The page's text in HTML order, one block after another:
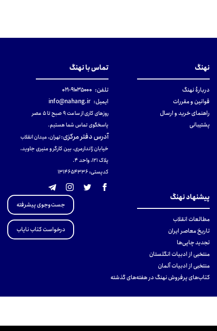
نهنگ
دربارهٔ نهنگ
قوانین و مقررات
راهنمای خرید و ارسال
پشتیبانی
تماس با نهنگ
تلفن: ۹۱۰۳۵۰۰۰-۰۲۱
ایمیل: info@nahang.ir
روزهای کاری از ساعت ۹ صبح تا ۵ عصر
پاسخگوی تماس شما هستیم.
آدرس دفتر مرکزی:تهران، میدان انقلاب
خیابان ژاندارمری، بین کارگر و منیری جاوید،
پلاک 121، واحد ۴.
کدپستی: 131465433۶
پیشنهاد نهنگ
مطالعات انقلاب
تاریخ معاصر ایران
تجدید چاپی‌ها
منتخبی از ادبیات انگلستان
منتخبی از ادبیات آلمان
کتاب‌های پرفروش نهنگ در هفته‌های گذشته
جست‌وجوی پیشرفته
درخواست کتاب نایاب